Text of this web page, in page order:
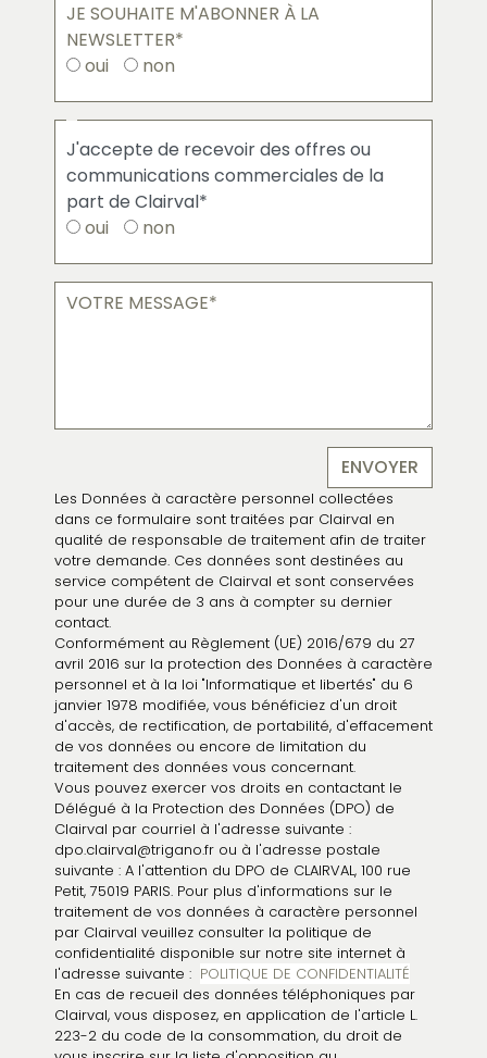
JE SOUHAITE M'ABONNER À LA
NEWSLETTER*
oui
non
de
recevoir
des
offres
commerciales
J'accepte de recevoir des offres ou
communications commerciales de la
part de Clairval*
oui
non
Message
Les Données à caractère personnel collectées
dans ce formulaire sont traitées par Clairval en
qualité de responsable de traitement afin de traiter
votre demande. Ces données sont destinées au
service compétent de Clairval et sont conservées
pour une durée de 3 ans à compter su dernier
contact.
Conformément au Règlement (UE) 2016/679 du 27
avril 2016 sur la protection des Données à caractère
personnel et à la loi "Informatique et libertés" du 6
janvier 1978 modifiée, vous bénéficiez d'un droit
d'accès, de rectification, de portabilité, d'effacement
de vos données ou encore de limitation du
traitement des données vous concernant.
Vous pouvez exercer vos droits en contactant le
Délégué à la Protection des Données (DPO) de
Clairval par courriel à l'adresse suivante :
dpo.clairval@trigano.fr ou à l'adresse postale
suivante : A l'attention du DPO de CLAIRVAL, 100 rue
Petit, 75019 PARIS. Pour plus d'informations sur le
traitement de vos données à caractère personnel
par Clairval veuillez consulter la politique de
confidentialité disponible sur notre site internet à
l'adresse suivante : POLITIQUE DE CONFIDENTIALITÉ
En cas de recueil des données téléphoniques par
Clairval, vous disposez, en application de l'article L.
223-2 du code de la consommation, du droit de